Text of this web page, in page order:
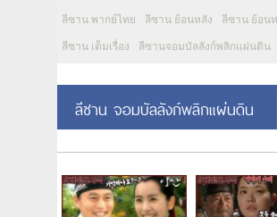
ลีซาน พากย์ไทย ลีซาน ย้อนหลัง ลีซาน ย้อน
ลีซาน เต็มเรื่อง ลีซานจอมบัลลังก์พลิกแผ่นดิน
ลีซาน จอมบัลลังก์พลิกแผ่นดิน